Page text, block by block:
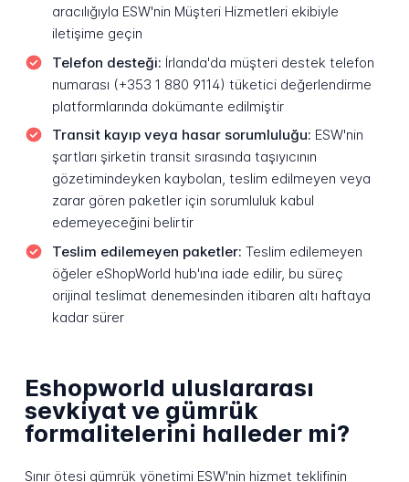
aracılığıyla ESW'nin Müşteri Hizmetleri ekibiyle
iletişime geçin
Telefon desteği: İrlanda'da müşteri destek telefon
numarası (+353 1 880 9114) tüketici değerlendirme
platformlarında dokümante edilmiştir
Transit kayıp veya hasar sorumluluğu: ESW'nin
şartları şirketin transit sırasında taşıyıcının
gözetimindeyken kaybolan, teslim edilmeyen veya
zarar gören paketler için sorumluluk kabul
edemeyeceğini belirtir
Teslim edilemeyen paketler: Teslim edilemeyen
öğeler eShopWorld hub'ına iade edilir, bu süreç
orijinal teslimat denemesinden itibaren altı haftaya
kadar sürer
Eshopworld uluslararası
sevkiyat ve gümrük
formalitelerini halleder mi?
Sınır ötesi gümrük yönetimi ESW'nin hizmet teklifinin